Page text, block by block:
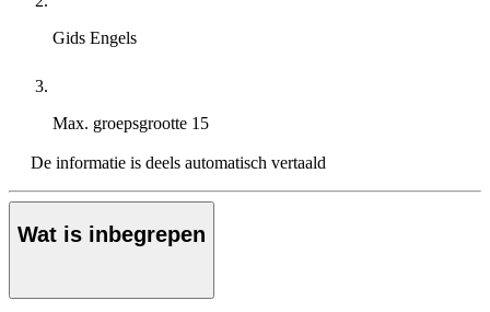
Gids Engels
Max. groepsgrootte 15
De informatie is deels automatisch vertaald
Wat is inbegrepen